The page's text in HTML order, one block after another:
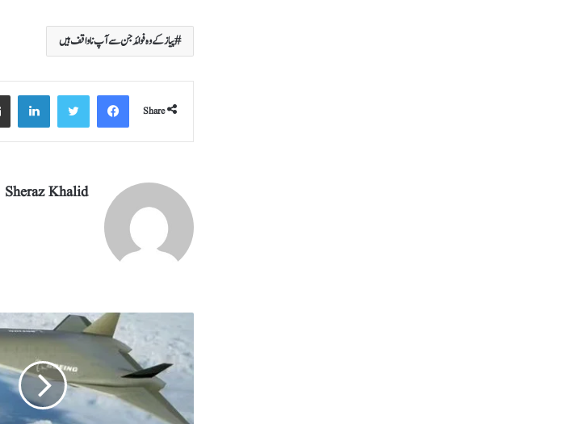
ts
A
pp
bo
ok
tte
r
ailپیاز کے وہ فوائد جن سے آپ ناواقف ہیں
Share
Sheraz Khalid